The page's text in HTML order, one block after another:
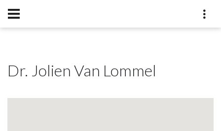
Dr. Jolien Van Lommel